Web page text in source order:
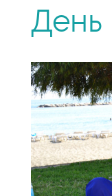
День